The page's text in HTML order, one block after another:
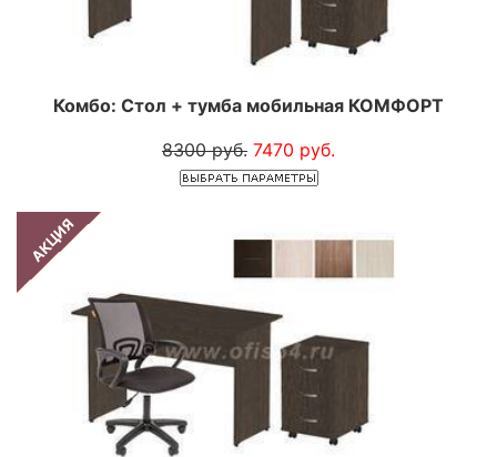
Комбо: Стол + тумба мобильная КОМФОРТ
8300 руб. 7470 руб.
АКЦИЯ